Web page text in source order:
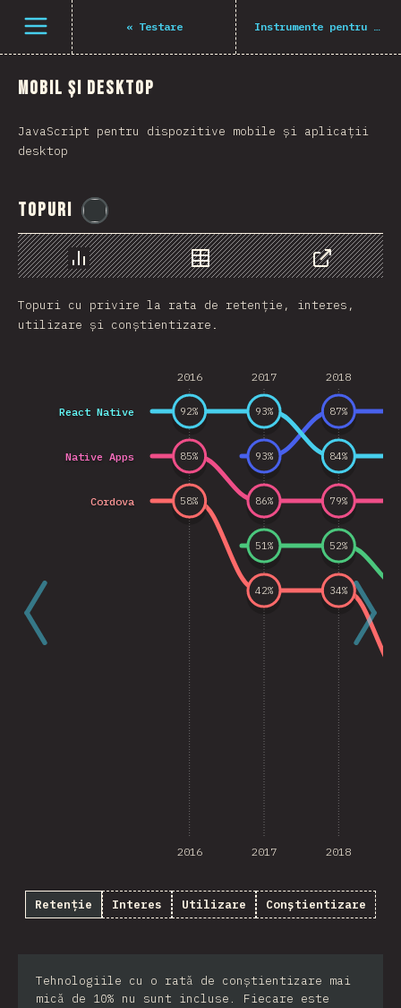
Deschide meniu « Testare Instrumente pentru build
Mobil și desktop
JavaScript pentru dispozitive mobile și aplicații
desktop
Topuri
Grafic Date
Share
Topuri cu privire la rata de retenție, interes,
utilizare și conștientizare.
2016 2017 2018
2016 2017 2018
React Native
Native Apps
Cordova
93%
87%
92% 93%
84%
85%
86% 79%
58%
42% 34%
51% 52%
Retenție Interes Utilizare Conștientizare
Tehnologiile cu o rată de conștientizare mai
mică de 10% nu sunt incluse. Fiecare este
Navigated to The State of JS 2021